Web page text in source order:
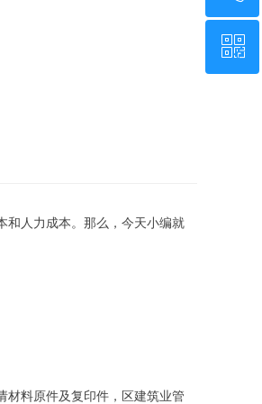
和人力成本。那么，今天小编就
材料原件及复印件，区建筑业管
13986095774
ꀥ